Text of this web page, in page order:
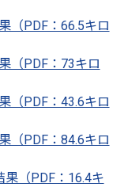
PDF：66.5キロ
（PDF：73キロ
PDF：43.6キロ
PDF：84.6キロ
（PDF：16.4キ